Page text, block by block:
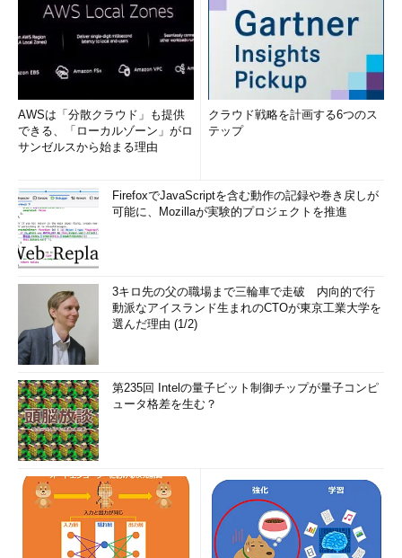
AWSは「分散クラウド」も提供
できる、「ローカルゾーン」がロ
サンゼルスから始まる理由
クラウド戦略を計画する6つのス
テップ
FirefoxでJavaScriptを含む動作の記録や巻き戻しが
可能に、Mozillaが実験的プロジェクトを推進
3キロ先の父の職場まで三輪車で走破 内向的で行
動派なアイスランド生まれのCTOが東京工業大学を
選んだ理由 (1/2)
第235回 Intelの量子ビット制御チップが量子コンピ
ュータ格差を生む？